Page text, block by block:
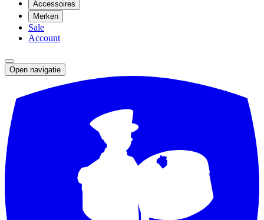
Accessoires
Merken
Sale
Account
Open navigatie